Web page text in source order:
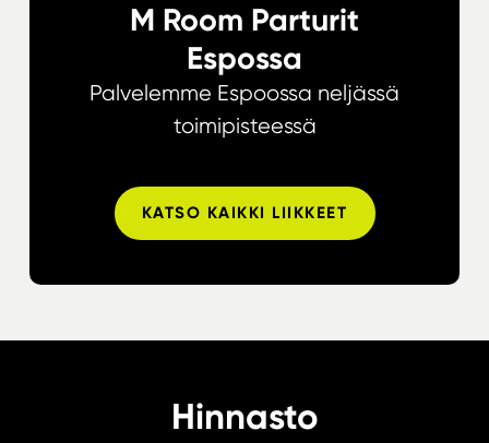
M Room Parturit
Espossa
Palvelemme Espoossa neljässä
toimipisteessä
KATSO KAIKKI LIIKKEET
Hinnasto